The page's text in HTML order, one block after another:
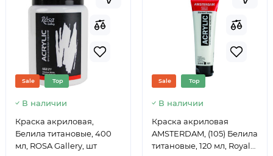
Sale Top
В наличии
Краска акриловая,
Белила титановые, 400
мл, ROSA Gallery, шт
Sale Top
В наличии
Краска акриловая
AMSTERDAM, (105) Белила
титановые, 120 мл, Royal